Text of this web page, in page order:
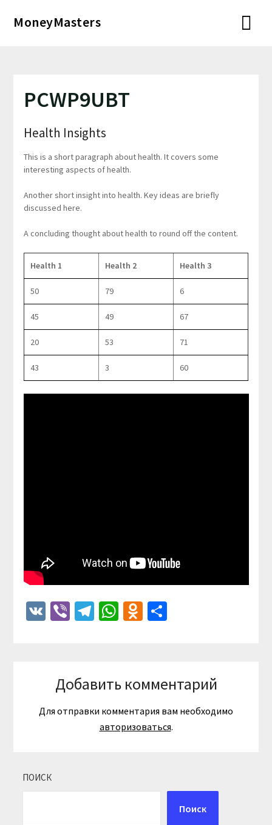
MoneyMasters
PCWP9UBT
Health Insights
This is a short paragraph about health. It covers some
interesting aspects of health.
Another short insight into health. Key ideas are briefly
discussed here.
A concluding thought about health to round off the content.
Health 1 Health 2 Health 3
50 79 6
45 49 67
20 53 71
43 3 60
VKViberTelegram
WhatsApp
Odnoklassniki
Отправить
Добавить комментарий
Для отправки комментария вам необходимо
авторизоваться.
ПОИСК
Поиск